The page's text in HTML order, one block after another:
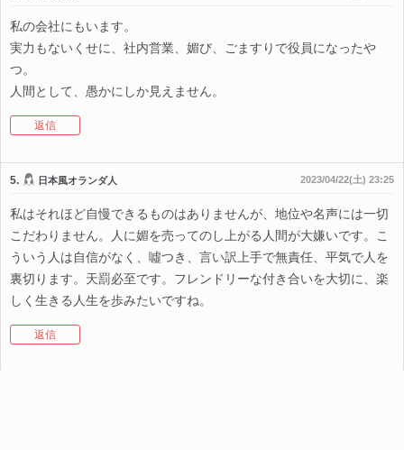
私の会社にもいます。
実力もないくせに、社内営業、媚び、ごますりで役員になったや
つ。
人間として、愚かにしか見えません。
返信
5. 日本風オランダ人 2023/04/22(土) 23:25
私はそれほど自慢できるものはありませんが、地位や名声には一切
こだわりません。人に媚を売ってのし上がる人間が大嫌いです。こ
ういう人は自信がなく、噓つき、言い訳上手で無責任、平気で人を
裏切ります。天罰必至です。フレンドリーな付き合いを大切に、楽
しく生きる人生を歩みたいですね。
返信